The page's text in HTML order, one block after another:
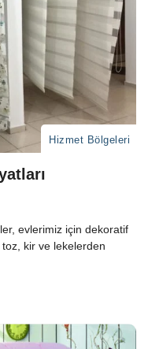
Hizmet Bölgeleri
evlerimiz için dekoratif
kir ve lekelerden